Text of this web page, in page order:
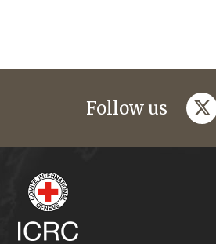
Follow us